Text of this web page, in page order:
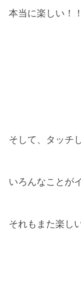
本当に楽しい！！
そして、タッチ
いろんなことが
それもまた楽し